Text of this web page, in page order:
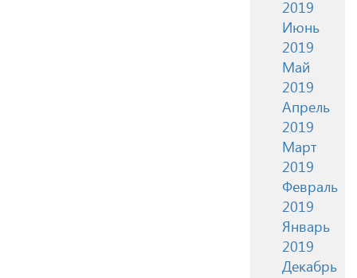
2019
Июнь
2019
Май
2019
Апрель
2019
Март
2019
Февраль
2019
Январь
2019
Декабрь